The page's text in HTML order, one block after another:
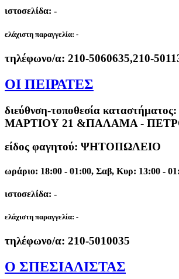
ιστοσελίδα: -
ελάχιστη παραγγελία: -
τηλέφωνο/α: 210-5060635,210-
ΟΙ ΠΕΙΡΑΤΕΣ
διεύθνση-τοποθεσία καταστήματος:
ΜΑΡΤΙΟΥ 21 &ΠΑΛΑΜΑ -
είδος φαγητού: ΨΗΤΟΠΩΛΕΙΟ
ωράριο: 18:00 - 01:00, Σαβ, Κυρ: 13:00 -
ιστοσελίδα: -
ελάχιστη παραγγελία: -
τηλέφωνο/α: 210-5010035
Ο ΣΠΕΣΙΑΛΙΣΤΑΣ